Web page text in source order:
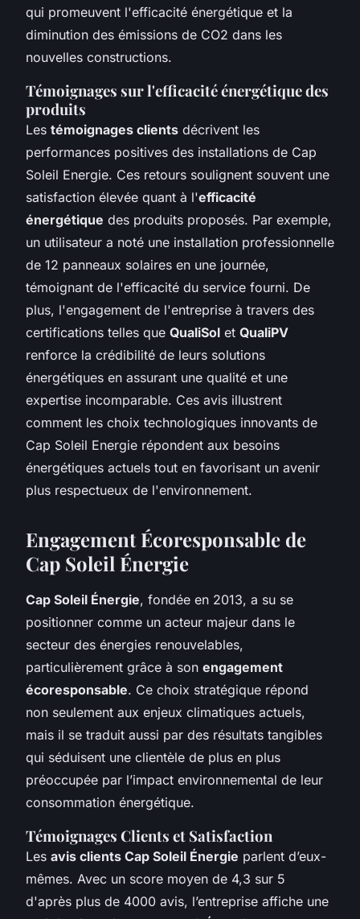
qui promeuvent l'efficacité énergétique et la
diminution des émissions de CO2 dans les
nouvelles constructions.
Témoignages sur l'efficacité énergétique des
produits
Les témoignages clients décrivent les
performances positives des installations de Cap
Soleil Energie. Ces retours soulignent souvent une
satisfaction élevée quant à l'efficacité
énergétique des produits proposés. Par exemple,
un utilisateur a noté une installation professionnelle
de 12 panneaux solaires en une journée,
témoignant de l'efficacité du service fourni. De
plus, l'engagement de l'entreprise à travers des
certifications telles que QualiSol et QualiPV
renforce la crédibilité de leurs solutions
énergétiques en assurant une qualité et une
expertise incomparable. Ces avis illustrent
comment les choix technologiques innovants de
Cap Soleil Energie répondent aux besoins
énergétiques actuels tout en favorisant un avenir
plus respectueux de l'environnement.
Engagement Écoresponsable de
Cap Soleil Énergie
Cap Soleil Énergie, fondée en 2013, a su se
positionner comme un acteur majeur dans le
secteur des énergies renouvelables,
particulièrement grâce à son engagement
écoresponsable. Ce choix stratégique répond
non seulement aux enjeux climatiques actuels,
mais il se traduit aussi par des résultats tangibles
qui séduisent une clientèle de plus en plus
préoccupée par l’impact environnemental de leur
consommation énergétique.
Témoignages Clients et Satisfaction
Les avis clients Cap Soleil Énergie parlent d’eux-
mêmes. Avec un score moyen de 4,3 sur 5
d'après plus de 4000 avis, l’entreprise affiche une